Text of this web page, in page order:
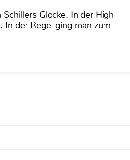
Glocke. In der High
In der Regel ging man zum